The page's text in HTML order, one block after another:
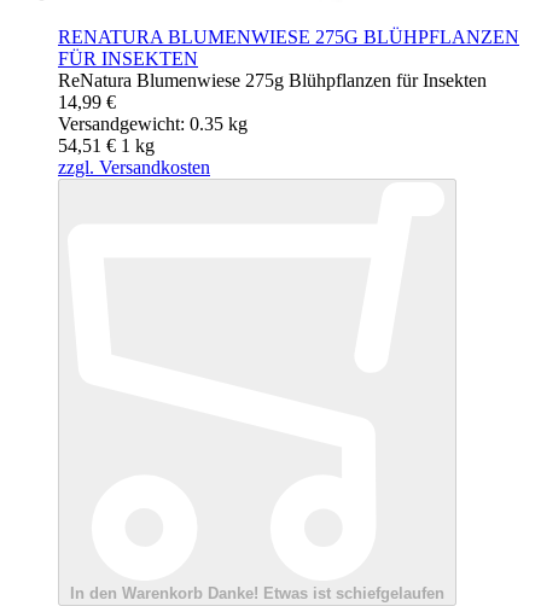
RENATURA BLUMENWIESE 275G BLÜHPFLANZEN
FÜR INSEKTEN
ReNatura Blumenwiese 275g Blühpflanzen für Insekten
14,99 €
Versandgewicht: 0.35 kg
54,51 € 1 kg
zzgl. Versandkosten
In den Warenkorb Danke! Etwas ist schiefgelaufen